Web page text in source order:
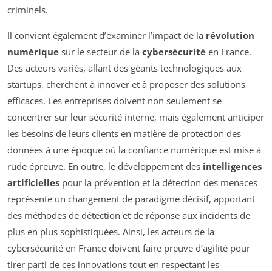
criminels.
Il convient également d’examiner l’impact de la révolution
numérique sur le secteur de la cybersécurité en France.
Des acteurs variés, allant des géants technologiques aux
startups, cherchent à innover et à proposer des solutions
efficaces. Les entreprises doivent non seulement se
concentrer sur leur sécurité interne, mais également anticiper
les besoins de leurs clients en matière de protection des
données à une époque où la confiance numérique est mise à
rude épreuve. En outre, le développement des intelligences
artificielles pour la prévention et la détection des menaces
représente un changement de paradigme décisif, apportant
des méthodes de détection et de réponse aux incidents de
plus en plus sophistiquées. Ainsi, les acteurs de la
cybersécurité en France doivent faire preuve d’agilité pour
tirer parti de ces innovations tout en respectant les